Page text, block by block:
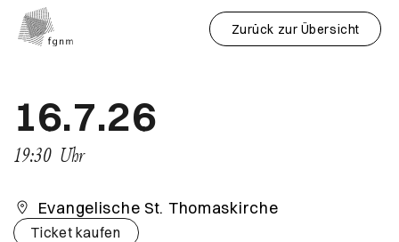
Zurück zur Übersicht
16.7.26
19:30 Uhr
Evangelische St. Thomaskirche
Ticket kaufen